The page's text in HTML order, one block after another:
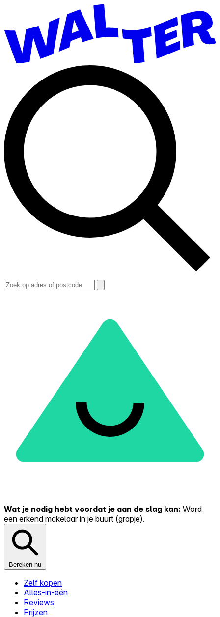
Wat je nodig hebt voordat je aan de slag kan: Word
een erkend makelaar in je buurt (grapje).
Bereken nu
Zelf kopen
Alles-in-één
Reviews
Prijzen